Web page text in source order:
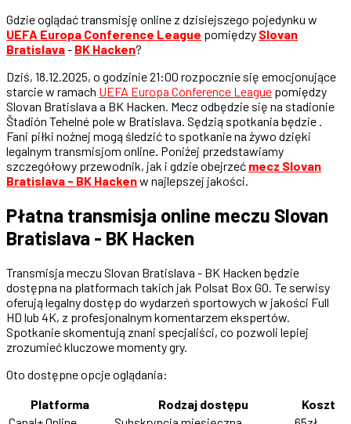
Gdzie oglądać transmisję online z dzisiejszego pojedynku w
UEFA Europa Conference League pomiędzy Slovan
Bratislava- BK Hacken?
Dziś, 18.12.2025, o godzinie 21:00 rozpocznie się emocjonujące
starcie w ramach UEFA Europa Conference League pomiędzy
Slovan Bratislava a BK Hacken. Mecz odbędzie się na stadionie
Štadión Tehelné pole w Bratislava. Sędzią spotkania będzie .
Fani piłki nożnej mogą śledzić to spotkanie na żywo dzięki
legalnym transmisjom online. Poniżej przedstawiamy
szczegółowy przewodnik, jak i gdzie obejrzeć mecz Slovan
Bratislava - BK Hackenw najlepszej jakości.
Płatna transmisja online meczu Slovan
Bratislava - BK Hacken
Transmisja meczu Slovan Bratislava - BK Hacken będzie
dostępna na platformach takich jak Polsat Box GO. Te serwisy
oferują legalny dostęp do wydarzeń sportowych w jakości Full
HD lub 4K, z profesjonalnym komentarzem ekspertów.
Spotkanie skomentują znani specjaliści, co pozwoli lepiej
zrozumieć kluczowe momenty gry.
Oto dostępne opcje oglądania:
Platforma
Rodzaj dostępu
Koszt